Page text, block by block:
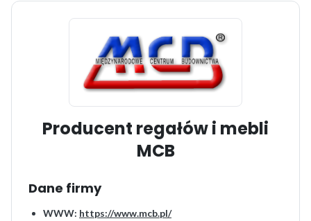
Producent regałów i mebli
MCB
Dane firmy
WWW: https://www.mcb.pl/